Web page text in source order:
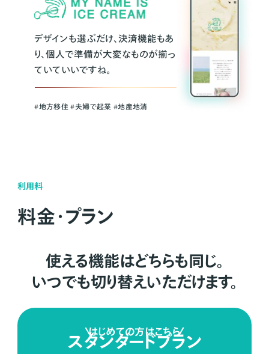
デザインも選ぶだけ、決済機能もあ
り、個人で準備が大変なものが揃っ
ていていいですね。
#地方移住 #夫婦で起業 #地産地消
利用料
料金・プラン
使える機能はどちらも同じ。
いつでも切り替えいただけます。
はじめての方はこちら
スタンダードプラン